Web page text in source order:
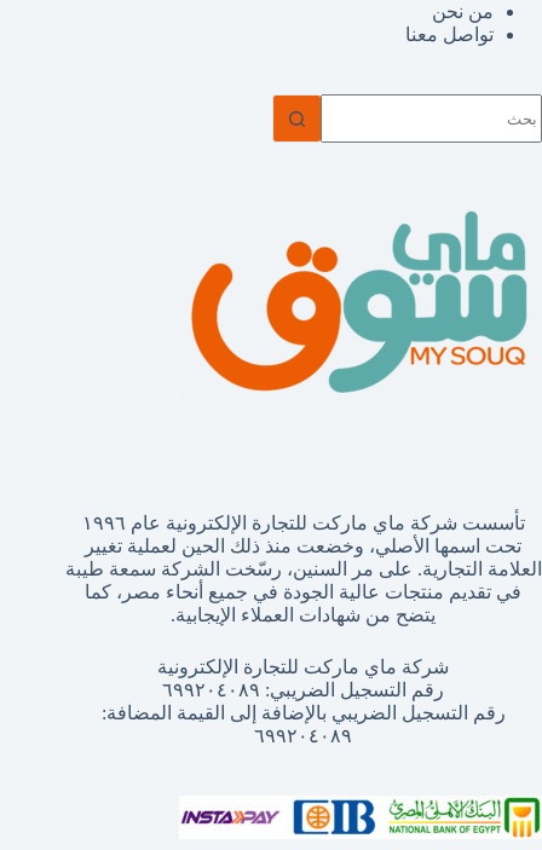
من نحن
تواصل معنا
توجد
تأسست شركة ماي ماركت للتجارة الإلكترونية عام ١٩٩٦
تحت اسمها الأصلي، وخضعت منذ ذلك الحين لعملية تغيير
العلامة التجارية. على مر السنين، رسّخت الشركة سمعة طيبة
في تقديم منتجات عالية الجودة في جميع أنحاء مصر، كما
يتضح من شهادات العملاء الإيجابية.
شركة ماي ماركت للتجارة الإلكترونية
رقم التسجيل الضريبي: ٦٩٩٢٠٤٠٨٩
رقم التسجيل الضريبي بالإضافة إلى القيمة المضافة:
٦٩٩٢٠٤٠٨٩